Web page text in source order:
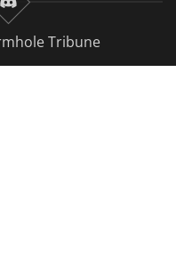
Discord
Tribune